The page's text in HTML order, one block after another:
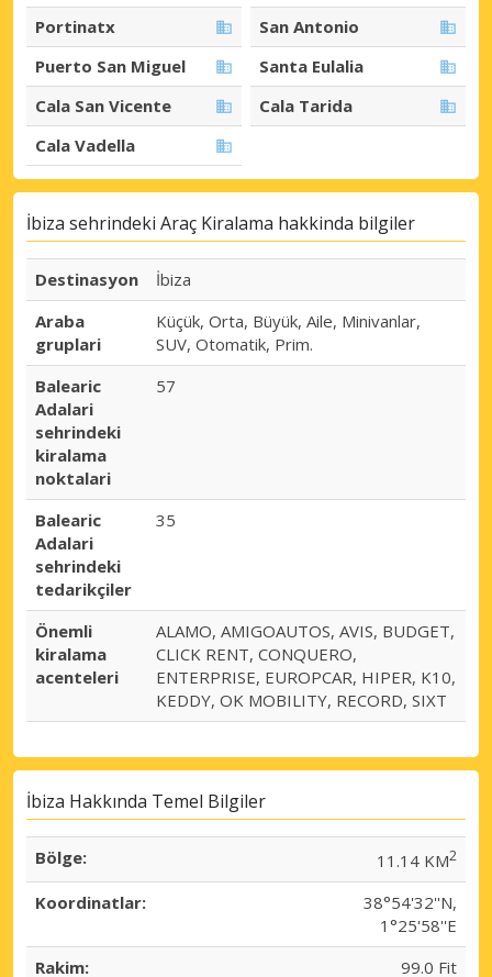
Portinatx
San Antonio
Puerto San Miguel
Santa Eulalia
Cala San Vicente
Cala Tarida
Cala Vadella
İbiza sehrindeki Araç Kiralama hakkinda bilgiler
Destinasyon
İbiza
Araba
gruplari
Küçük, Orta, Büyük, Aile, Minivanlar,
SUV, Otomatik, Prim.
Balearic
Adalari
sehrindeki
kiralama
noktalari
57
Balearic
Adalari
sehrindeki
tedarikçiler
35
Önemli
kiralama
acenteleri
ALAMO, AMIGOAUTOS, AVIS, BUDGET,
CLICK RENT, CONQUERO,
ENTERPRISE, EUROPCAR, HIPER, K10,
KEDDY, OK MOBILITY, RECORD, SIXT
İbiza Hakkında Temel Bilgiler
Bölge: 11.14 KM2
Koordinatlar:
38°54'32''N,
1°25'58''E
Rakim:
99.0 Fit